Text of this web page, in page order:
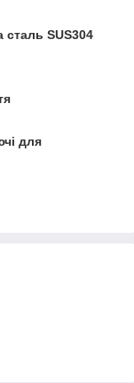
сталь SUS304
для